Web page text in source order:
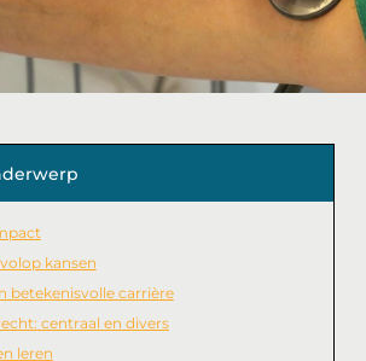
kansen
betekenisvolle carrière
centraal en divers
leren